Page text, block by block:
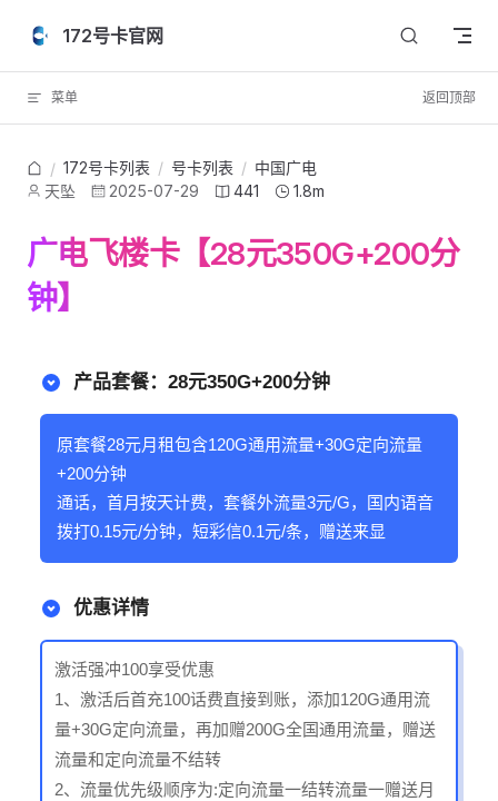
Skip to content
172号卡官网
菜单 返回顶部
/ 172号卡列表 / 号卡列表 / 中国广电
天坠
2025-07-29 441 1.8m
广电飞楼卡【28元350G+200分
钟】
产品套餐：28元350G+200分钟
原套餐28元月租包含120G通用流量+30G定向流量
+200分钟
通话，首月按天计费，套餐外流量3元/G，国内语音
拨打0.15元/分钟，短彩信0.1元/条，赠送来显
优惠详情
激活强冲100享受优惠
1、激活后首充100话费直接到账，添加120G通用流
量+30G定向流量，再加赠200G全国通用流量，赠送
流量和定向流量不结转
2、流量优先级顺序为:定向流量一结转流量一赠送月